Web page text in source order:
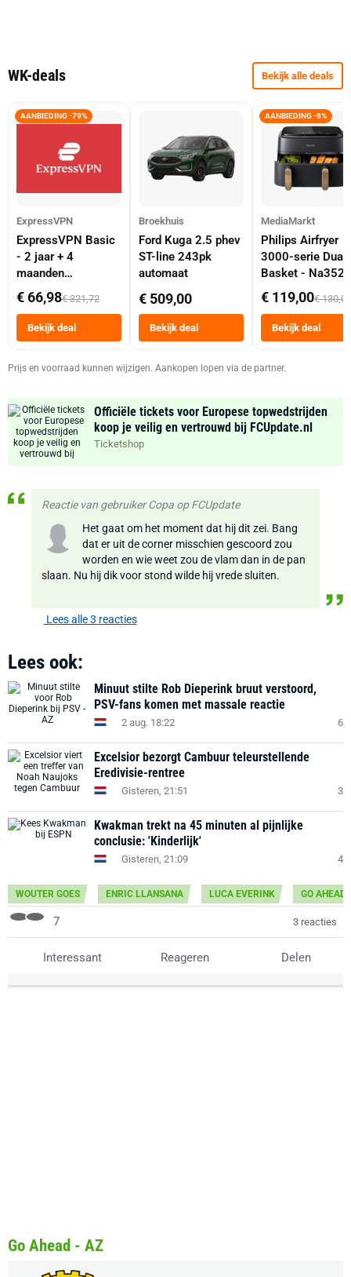
WK-deals Bekijk alle deals
AANBIEDING -79%
ExpressVPN
ExpressVPN Basic
- 2 jaar + 4
maanden
abonnement
€ 66,98€ 321,72
Bekijk deal
Broekhuis
Ford Kuga 2.5 phev
ST-line 243pk
automaat
€ 509,00
Bekijk deal
AANBIEDING -8%
MediaMarkt
Philips Airfryer
3000-serie Dual
Basket -
Dubbele Mand 9
Tot 6 Personen
Heteluchtfriteuse
Zwart
€ 119,00€ 130,00
Bekijk deal
Prijs en voorraad kunnen wijzigen. Aankopen lopen via de partner.
Officiële tickets voor Europese topwedstrijden
koop je veilig en vertrouwd bij FCUpdate.nl
Ticketshop
Reactie van gebruiker Copa op FCUpdate
Het gaat om het moment dat hij dit zei. Bang
dat er uit de corner misschien gescoord zou
worden en wie weet zou de vlam dan in de pan
slaan. Nu hij dik voor stond wilde hij vrede sluiten.
Lees alle 3 reacties
Lees ook:
Minuut stilte Rob Dieperink bruut verstoord,
PSV-fans komen met massale reactie
2 aug. 18:22 6
Excelsior bezorgt Cambuur teleurstellende
Eredivisie-rentree
Gisteren, 21:51 3
Kwakman trekt na 45 minuten al pijnlijke
conclusie: 'Kinderlijk'
Gisteren, 21:09 4
WOUTER GOES ENRIC LLANSANA LUCA EVERINK GO AHEAD
7 3 reacties
Interessant Reageren Delen
Go Ahead - AZ